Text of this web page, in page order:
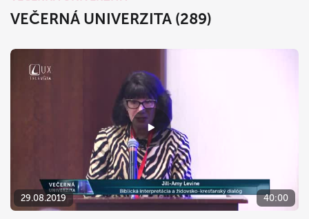
VEČERNÁ UNIVERZITA (289)
29.08.2019 40:00